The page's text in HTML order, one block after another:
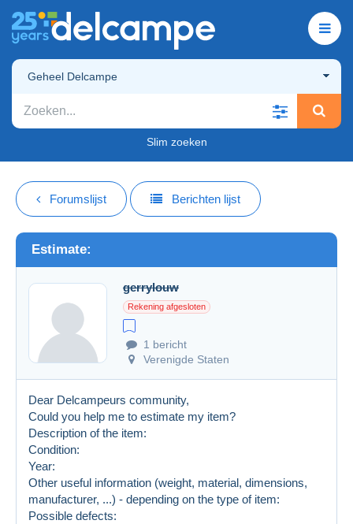
Geheel Delcampe
Slim zoeken
Forumslijst Berichten lijst
Estimate:
gerrylouw
Rekening afgesloten
1 bericht
Verenigde Staten
Dear Delcampeurs community,
Could you help me to estimate my item?
Description of the item:
Condition:
Year:
Other useful information (weight, material, dimensions,
manufacturer, ...) - depending on the type of item:
Possible defects: